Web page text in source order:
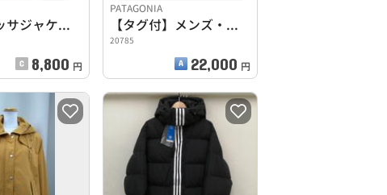
ウールモッサジャケット
8,800 円
PATAGONIA
【タグ付】メンズ・ダウンドリフト・ベスト
20785
22,000 円